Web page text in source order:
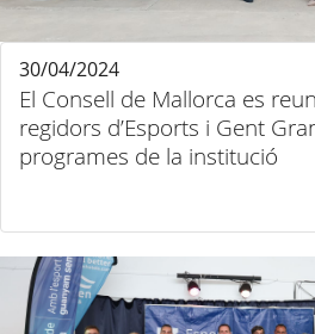
El Consell de Mallorca es
regidors d’Esports i Gent
programes de la institució
30/04/2024